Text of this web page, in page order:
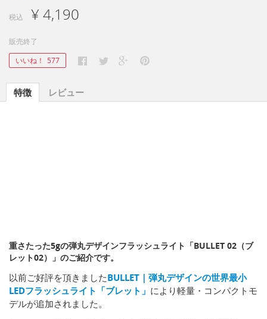
税込 ¥ 4,190
販売終了
いいね！ 577
特徴 レビュー
重さたった5gの弾丸デザインフラッシュライト「BULLET 02（ブ
レット02）」のご紹介です。
以前ご好評を頂きましたBULLET｜弾丸デザインの世界最小
LEDフラッシュライト「ブレット」 により軽量・コンパクトモ
デルが追加されました。